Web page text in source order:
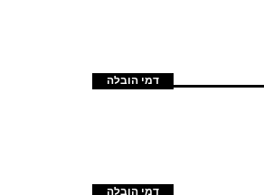
דמי הובלה
דמי הובלה